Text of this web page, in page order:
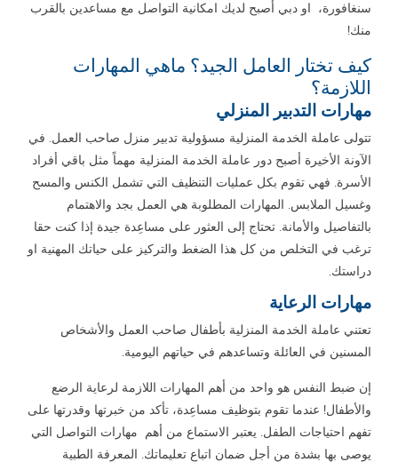
سنغافورة، او دبي أصبح لديك امكانية التواصل مع مساعدين بالقرب
منك!
كيف تختار العامل الجيد؟ ماهي المهارات
اللازمة؟
مهارات التدبير المنزلي
تتولى عاملة الخدمة المنزلية مسؤولية تدبير منزل صاحب العمل. في
الآونة الأخيرة أصبح دور عاملة الخدمة المنزلية مهماً مثل باقي أفراد
الأسرة. فهي تقوم بكل عمليات التنظيف التي تشمل الكنس والمسح
وغسيل الملابس. المهارات المطلوبة هي العمل بجد والاهتمام
بالتفاصيل والأمانة. تحتاج إلى العثور على مساعِدة جيدة إذا كنت حقا
ترغب في التخلص من كل هذا الضغط والتركيز على حياتك المهنية او
دراستك.
مهارات الرعاية
تعتني عاملة الخدمة المنزلية بأطفال صاحب العمل والأشخاص
المسنين في العائلة وتساعدهم في حياتهم اليومية.
إن ضبط النفس هو واحد من أهم المهارات اللازمة لرعاية الرضع
والأطفال! عندما تقوم بتوظيف مساعِدة، تأكد من خبرتها وقدرتها على
تفهم احتياجات الطفل. يعتبر الاستماع من أهم مهارات التواصل التي
يوصى بها بشدة من أجل ضمان اتباع تعليماتك. المعرفة الطبية